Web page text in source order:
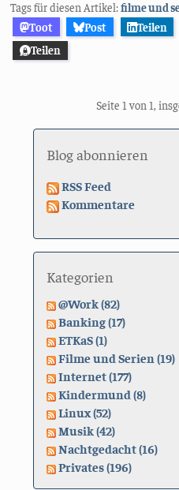
Tags für diesen Artikel:filme und
Toot
Post Teilen
Teilen
Seite 1 von 1,
Blog abonnieren
RSS Feed
Kommentare
Kategorien
@Work (82)
Banking (17)
ETKaS (1)
Filme und Serien (19)
Internet (177)
Kindermund (8)
Linux (52)
Musik (42)
Nachtgedacht (16)
Privates (196)